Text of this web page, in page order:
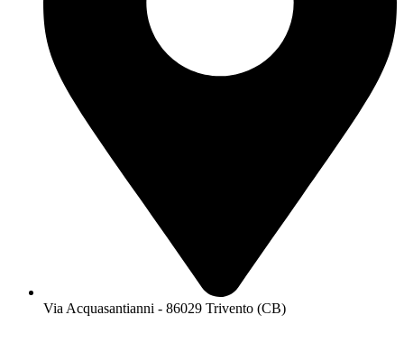
Via Acquasantianni - 86029 Trivento (CB)